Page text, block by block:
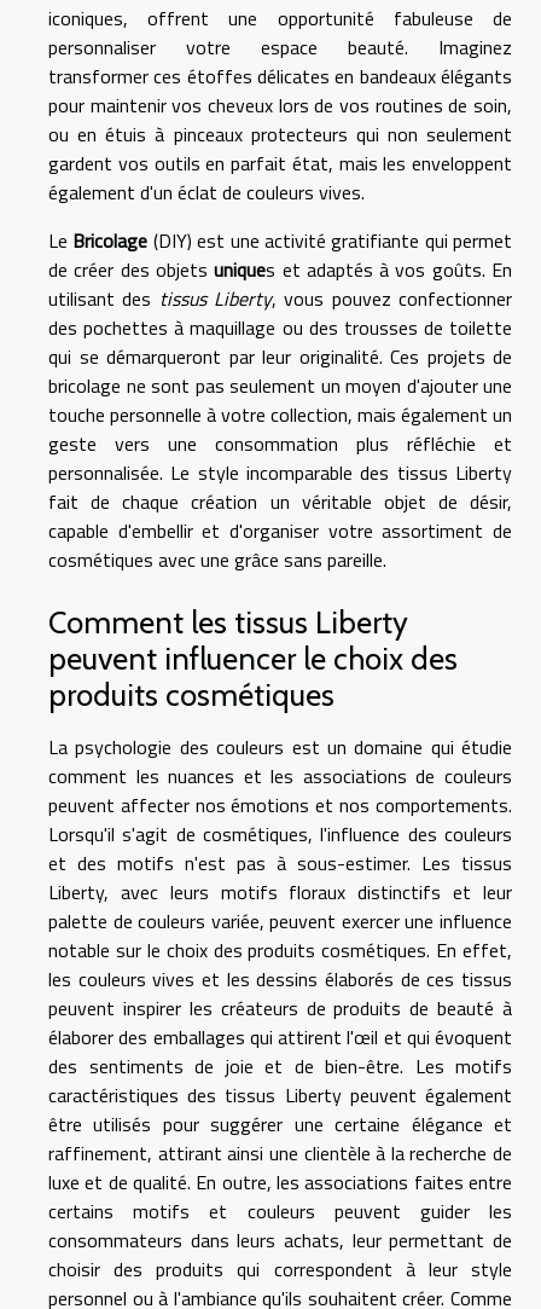
iconiques, offrent une opportunité fabuleuse de
personnaliser votre espace beauté. Imaginez
transformer ces étoffes délicates en bandeaux élégants
pour maintenir vos cheveux lors de vos routines de soin,
ou en étuis à pinceaux protecteurs qui non seulement
gardent vos outils en parfait état, mais les enveloppent
également d'un éclat de couleurs vives.
Le Bricolage (DIY) est une activité gratifiante qui permet
de créer des objetsuniques et adaptés à vos goûts. En
utilisant des tissus Liberty, vous pouvez confectionner
des pochettes à maquillage ou des trousses de toilette
qui se démarqueront par leur originalité. Ces projets de
bricolage ne sont pas seulement un moyen d'ajouter une
touche personnelle à votre collection, mais également un
geste vers une consommation plus réfléchie et
personnalisée. Le style incomparable des tissus Liberty
fait de chaque création un véritable objet de désir,
capable d'embellir et d'organiser votre assortiment de
cosmétiques avec une grâce sans pareille.
Comment les tissus Liberty
peuvent influencer le choix des
produits cosmétiques
La psychologie des couleurs est un domaine qui étudie
comment les nuances et les associations de couleurs
peuvent affecter nos émotions et nos comportements.
Lorsqu'il s'agit de cosmétiques, l'influence des couleurs
et des motifs n'est pas à sous-estimer. Les tissus
Liberty, avec leurs motifs floraux distinctifs et leur
palette de couleurs variée, peuvent exercer une influence
notable sur le choix des produits cosmétiques. En effet,
les couleurs vives et les dessins élaborés de ces tissus
peuvent inspirer les créateurs de produits de beauté à
élaborer des emballages qui attirent l'œil et qui évoquent
des sentiments de joie et de bien-être. Les motifs
caractéristiques des tissus Liberty peuvent également
être utilisés pour suggérer une certaine élégance et
raffinement, attirant ainsi une clientèle à la recherche de
luxe et de qualité. En outre, les associations faites entre
certains motifs et couleurs peuvent guider les
consommateurs dans leurs achats, leur permettant de
choisir des produits qui correspondent à leur style
personnel ou à l'ambiance qu'ils souhaitent créer. Comme